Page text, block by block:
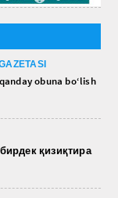
obuna bo‘lish
бирдек қизиқтира